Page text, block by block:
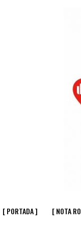
[ PORTADA ] [ NOTA